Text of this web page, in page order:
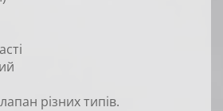
різних типів.